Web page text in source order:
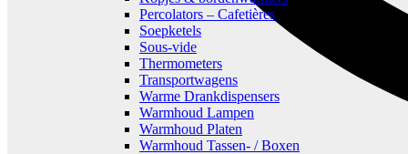
Percolators – Cafetières
Soepketels
Sous-vide
Thermometers
Transportwagens
Warme Drankdispensers
Warmhoud Lampen
Warmhoud Platen
Warmhoud Tassen- / Boxen